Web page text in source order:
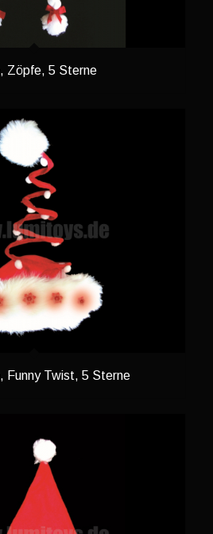
Zöpfe, 5 Sterne
Funny Twist, 5 Sterne